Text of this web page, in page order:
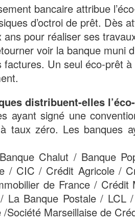
bancaire attribue
d’octroi de prêt. Dès
ans pour réaliser ses
voir la banque muni
factures. Un seul éco-prêt
distribuent-elles
ayant signé une
taux zéro. Les banques
Banque Chalut / Banque
/ CIC / Crédit Agricole /
de France /Crédit
La Banque Postale / LCL /
/Société Marseillaise de